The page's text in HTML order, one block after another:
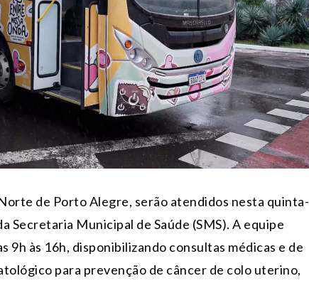
de Porto Alegre, serão atendidos nesta quinta-
Secretaria Municipal de Saúde (SMS). A equipe
9h às 16h, disponibilizando consultas médicas e de
para prevenção de câncer de colo uterino,